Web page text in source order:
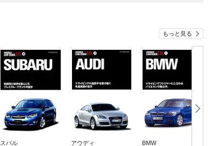
もっと見る
スバル アウディ BMW